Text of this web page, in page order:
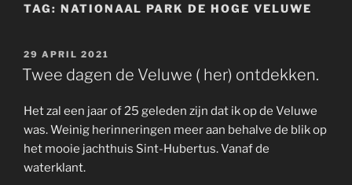
TAG: NATIONAAL PARK DE HOGE VELUWE
GEPLAATST
OP
29 APRIL 2021
Twee dagen de Veluwe ( her) ontdekken.
Het zal een jaar of 25 geleden zijn dat ik op de Veluwe
was. Weinig herinneringen meer aan behalve de blik op
het mooie jachthuis Sint-Hubertus. Vanaf de
waterklant.